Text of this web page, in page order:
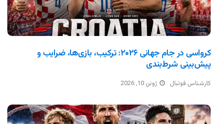
کرواسی در جام جهانی ۲۰۲۶: ترکیب، بازی‌ها، ضرایب و
پیش‌بینی شرط‌بندی
کارشناس فوتبال ژوئن 10, 2026